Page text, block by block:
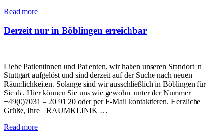
Read more
Derzeit nur in Böblingen erreichbar
Liebe Patientinnen und Patienten, wir haben unseren Standort in
Stuttgart aufgelöst und sind derzeit auf der Suche nach neuen
Räumlichkeiten. Solange sind wir ausschließlich in Böblingen für
Sie da. Hier können Sie uns wie gewohnt unter der Nummer
+49(0)7031 – 20 91 20 oder per E-Mail kontaktieren. Herzliche
Grüße, Ihre TRAUMKLINIK …
Read more